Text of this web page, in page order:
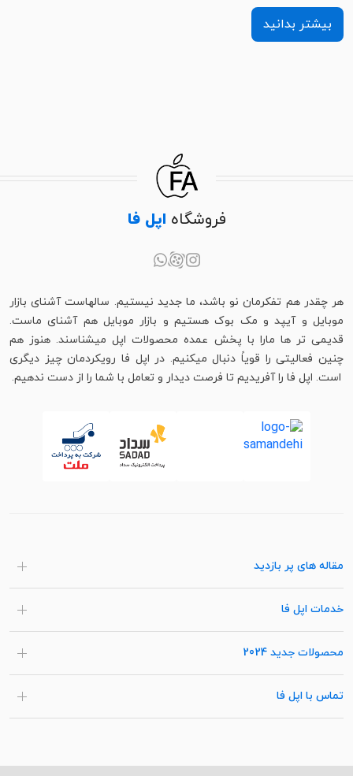
ایده‌آل است. قیمت این دستگاه به صورت روزانه ممکن است تغییر کند،
بیشتر بدانید
فروشگاه اپل فا
هر چقدر هم تفکرمان نو باشد، ما جدید نیستیم. سالهاست آشنای بازار
موبایل و آیپد و مک بوک هستیم و بازار موبایل هم آشنای ماست.
قدیمی تر ها مارا با پخش عمده محصولات اپل میشناسند. هنوز هم
چنین فعالیتی را قویاً دنبال میکنیم. در اپل فا رویکردمان چیز دیگری
است. اپل فا را آفریدیم تا فرصت دیدار و تعامل با شما را از دست ندهیم.
مقاله های پر بازدید
خدمات اپل فا
محصولات جدید 2024
تماس با اپل فا